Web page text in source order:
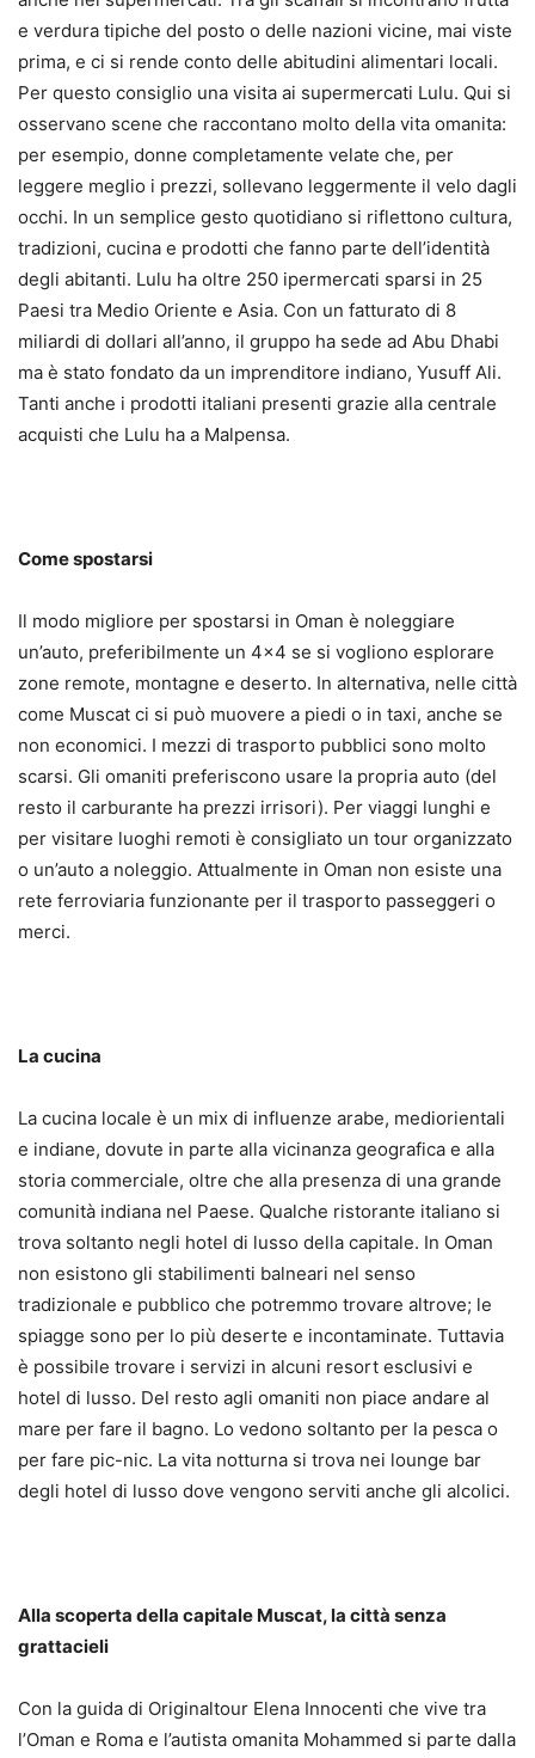
e verdura tipiche del posto o delle nazioni vicine, mai viste
prima, e ci si rende conto delle abitudini alimentari locali.
Per questo consiglio una visita ai supermercati Lulu. Qui si
osservano scene che raccontano molto della vita omanita:
per esempio, donne completamente velate che, per
leggere meglio i prezzi, sollevano leggermente il velo dagli
occhi. In un semplice gesto quotidiano si riflettono cultura,
tradizioni, cucina e prodotti che fanno parte dell’identità
degli abitanti. Lulu ha oltre 250 ipermercati sparsi in 25
Paesi tra Medio Oriente e Asia. Con un fatturato di 8
miliardi di dollari all’anno, il gruppo ha sede ad Abu Dhabi
ma è stato fondato da un imprenditore indiano, Yusuff Ali.
Tanti anche i prodotti italiani presenti grazie alla centrale
acquisti che Lulu ha a Malpensa.
Come spostarsi
Il modo migliore per spostarsi in Oman è noleggiare
un’auto, preferibilmente un 4×4 se si vogliono esplorare
zone remote, montagne e deserto. In alternativa, nelle città
come Muscat ci si può muovere a piedi o in taxi, anche se
non economici. I mezzi di trasporto pubblici sono molto
scarsi. Gli omaniti preferiscono usare la propria auto (del
resto il carburante ha prezzi irrisori). Per viaggi lunghi e
per visitare luoghi remoti è consigliato un tour organizzato
o un’auto a noleggio. Attualmente in Oman non esiste una
rete ferroviaria funzionante per il trasporto passeggeri o
merci.
La cucina
La cucina locale è un mix di influenze arabe, mediorientali
e indiane, dovute in parte alla vicinanza geografica e alla
storia commerciale, oltre che alla presenza di una grande
comunità indiana nel Paese. Qualche ristorante italiano si
trova soltanto negli hotel di lusso della capitale. In Oman
non esistono gli stabilimenti balneari nel senso
tradizionale e pubblico che potremmo trovare altrove; le
spiagge sono per lo più deserte e incontaminate. Tuttavia
è possibile trovare i servizi in alcuni resort esclusivi e
hotel di lusso. Del resto agli omaniti non piace andare al
mare per fare il bagno. Lo vedono soltanto per la pesca o
per fare pic-nic. La vita notturna si trova nei lounge bar
degli hotel di lusso dove vengono serviti anche gli alcolici.
Alla scoperta della capitale Muscat, la città senza
grattacieli
Con la guida di Originaltour Elena Innocenti che vive tra
l’Oman e Roma e l’autista omanita Mohammed si parte dalla